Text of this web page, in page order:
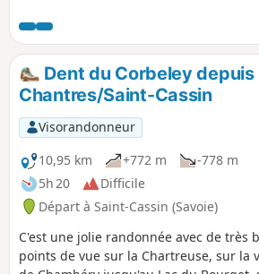
précautions, utilisez la carte ou la trace
Dent du Corbeley depuis
Chantres/Saint-Cassin
Visorandonneur
10,95 km
+772 m
-778 m
5h 20
Difficile
Départ à Saint-Cassin (Savoie)
C'est une jolie randonnée avec de très
points de vue sur la Chartreuse, sur la